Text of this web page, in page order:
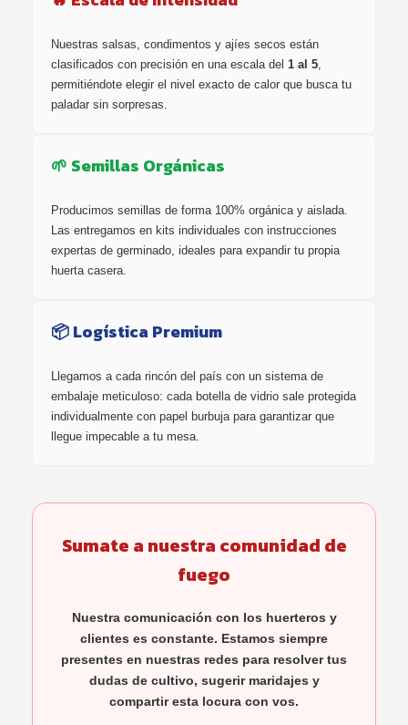
Nuestras salsas, condimentos y ajíes secos están
clasificados con precisión en una escala del 1 al 5
permitiéndote elegir el nivel exacto de calor que busca tu
paladar sin sorpresas.
🌱 Semillas Orgánicas
Producimos semillas de forma 100% orgánica y aislada.
Las entregamos en kits individuales con instrucciones
expertas de germinado, ideales para expandir tu propia
huerta casera.
📦 Logística Premium
Llegamos a cada rincón del país con un sistema de
embalaje meticuloso: cada botella de vidrio sale protegida
individualmente con papel burbuja para garantizar que
llegue impecable a tu mesa.
Sumate a nuestra comunidad de
fuego
Nuestra comunicación con los huerteros y
clientes es constante. Estamos siempre
presentes en nuestras redes para resolver tus
dudas de cultivo, sugerir maridajes y
compartir esta locura con vos.